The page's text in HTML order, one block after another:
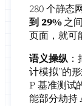
280 个静态
到 29%之
页面，就可
语义操纵：
计模拟”的
P 基准测试
能部分劫持